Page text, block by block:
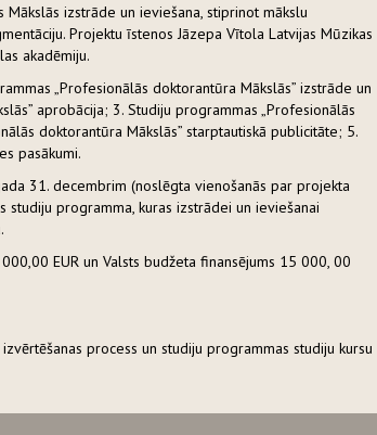
izstrāde un ieviešana, stiprinot mākslu
Projektu īstenos Jāzepa Vītola Latvijas Mūzikas
akadēmiju.
„Profesionālās doktorantūra Mākslās” izstrāde un
aprobācija; 3. Studiju programmas „Profesionālās
doktorantūra Mākslās” starptautiskā publicitāte; 5.
pasākumi.
31. decembrim (noslēgta vienošanās par projekta
programma, kuras izstrādei un ieviešanai
EUR un Valsts budžeta finansējums 15 000, 00
process un studiju programmas studiju kursu